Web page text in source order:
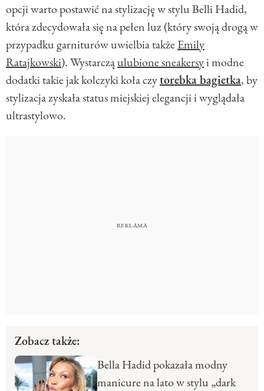
opcji warto postawić na stylizację w stylu Belli Hadid,
która zdecydowała się na pełen luz (który swoją drogą w
przypadku garniturów uwielbia takżeEmily
Ratajkowski). Wystarcząulubione sneakersyi modne
dodatki takie jak kolczyki koła czytorebka bagietka, by
stylizacja zyskała status miejskiej elegancji i wyglądała
ultrastylowo.
Zobacz także:
Bella Hadid pokazała modny
manicure na lato w stylu „dark